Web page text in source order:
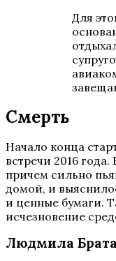
Для
Смерть
Начало конца
встречи 2016
причем сильно
домой, и
и ценные бумаги.
исчезновение
Людмила